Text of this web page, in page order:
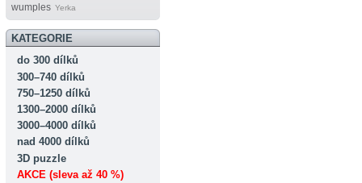
wumples Yerka
KATEGORIE
do 300 dílků
300–740 dílků
750–1250 dílků
1300–2000 dílků
3000–4000 dílků
nad 4000 dílků
3D puzzle
AKCE (sleva až 40 %)